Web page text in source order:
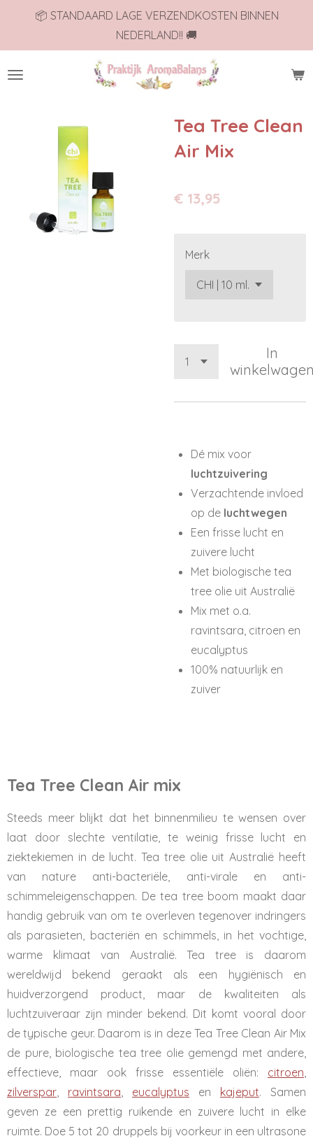
de
📦 STANDAARD LAGE VERZENDKOSTEN BINNEN
NEDERLAND!! 🚚
Tea Tree Clean
Air Mix
€ 13,95
Merk
In
Dé mix voor
luchtzuivering
Verzachtende invloed
op de luchtwegen
Een frisse lucht en
zuivere lucht
Met biologische tea
tree olie uit Australië
Mix met o.a.
ravintsara, citroen en
eucalyptus
100% natuurlijk en
zuiver
Tea Tree Clean Air mix
Steeds meer blijkt dat het binnenmilieu te wensen over
laat door slechte ventilatie, te weinig frisse lucht en
ziektekiemen in de lucht. Tea tree olie uit Australië heeft
van nature anti-bacteriële, anti-virale en anti-
schimmeleigenschappen. De tea tree boom maakt daar
handig gebruik van om te overleven tegenover indringers
als parasieten, bacteriën en schimmels, in het vochtige,
warme klimaat van Australië. Tea tree is daarom
wereldwijd bekend geraakt als een hygiënisch en
huidverzorgend product, maar de kwaliteiten als
luchtzuiveraar zijn minder bekend. Dit komt vooral door
de typische geur. Daarom is in deze Tea Tree Clean Air Mix
de pure, biologische tea tree olie gemengd met andere,
effectieve, maar ook frisse essentiële oliën: citroen,
zilverspar, ravintsara, eucalyptus en kajeput. Samen
geven ze een prettig ruikende en zuivere lucht in elke
ruimte. Doe 5 tot 20 druppels bij voorkeur in een ultrasone